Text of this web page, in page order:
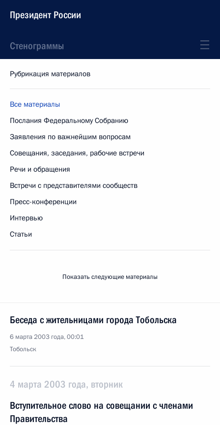
Президент России
Стенограммы
Рубрикация материалов
Все материалы
Послания Федеральному Собранию
Заявления по важнейшим вопросам
Совещания, заседания, рабочие встречи
Речи и обращения
Встречи с представителями сообществ
Пресс-конференции
Интервью
Статьи
Показать следующие материалы
Беседа с жительницами города Тобольска
6 марта 2003 года, 00:01
Тобольск
4 марта 2003 года, вторник
Вступительное слово на совещании с членами
Правительства